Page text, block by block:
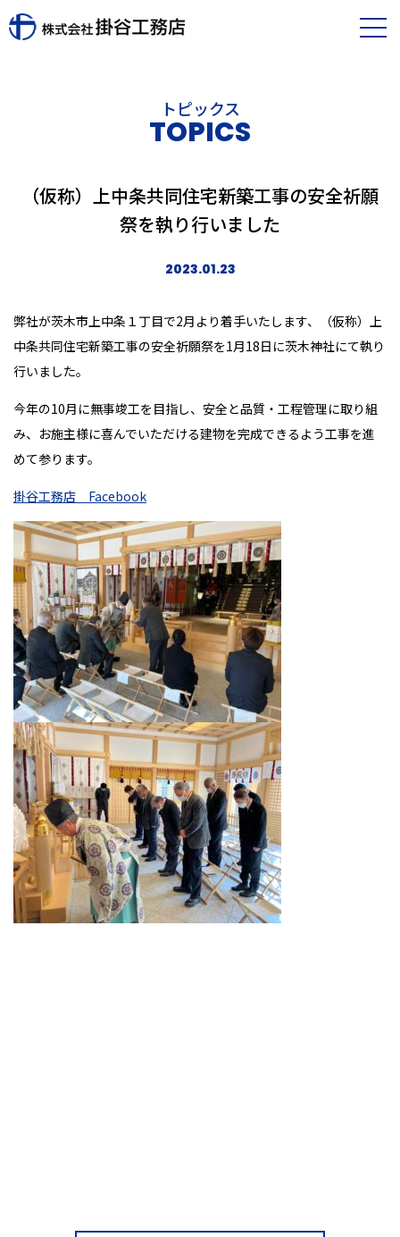
トピックス
TOPICS
（仮称）上中条共同住宅新築工事の安全祈願
祭を執り行いました
2023.01.23
弊社が茨木市上中条１丁目で2月より着手いたします、（仮称）上
中条共同住宅新築工事の安全祈願祭を1月18日に茨木神社にて執り
行いました。
今年の10月に無事竣工を目指し、安全と品質・工程管理に取り組
み、お施主様に喜んでいただける建物を完成できるよう工事を進
めて参ります。
掛谷工務店 Facebook